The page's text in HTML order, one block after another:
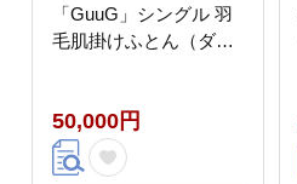
「GuuG」シングル 羽
毛肌掛けふとん（ダウ
《壱岐市》 50000
50000円 5万円
50,000円